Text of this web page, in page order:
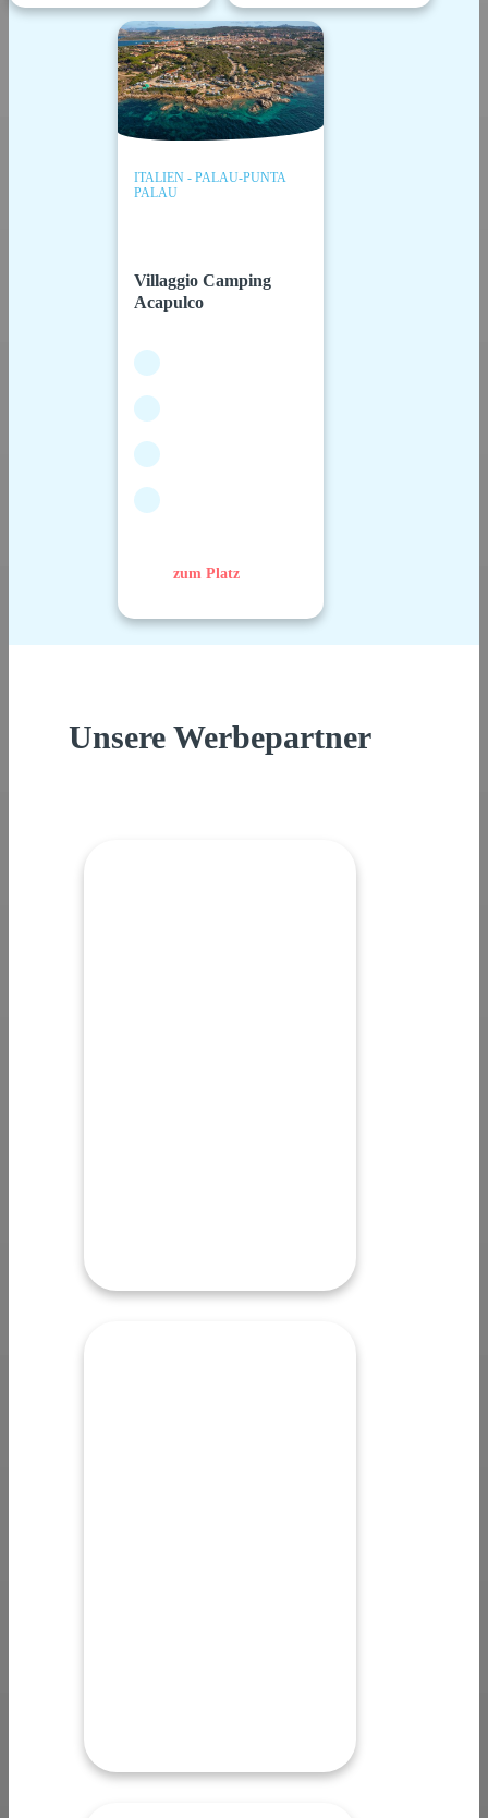
ITALIEN - PALAU-PUNTA
PALAU
Villaggio Camping
Acapulco
zum Platz
Unsere Werbepartner